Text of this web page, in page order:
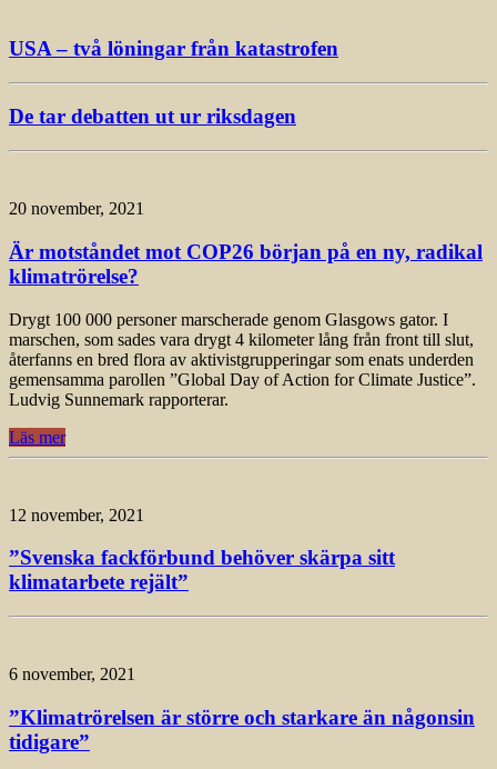
USA – två löningar från katastrofen
De tar debatten ut ur riksdagen
20 november, 2021
Är motståndet mot COP26 början på en ny, radikal
klimatrörelse?
Drygt 100 000 personer marscherade genom Glasgows gator. I
marschen, som sades vara drygt 4 kilometer lång från front till slut,
återfanns en bred flora av aktivistgrupperingar som enats underden
gemensamma parollen ”Global Day of Action for Climate Justice”.
Ludvig Sunnemark rapporterar.
Läs mer
12 november, 2021
”Svenska fackförbund behöver skärpa sitt
klimatarbete rejält”
6 november, 2021
”Klimatrörelsen är större och starkare än någonsin
tidigare”